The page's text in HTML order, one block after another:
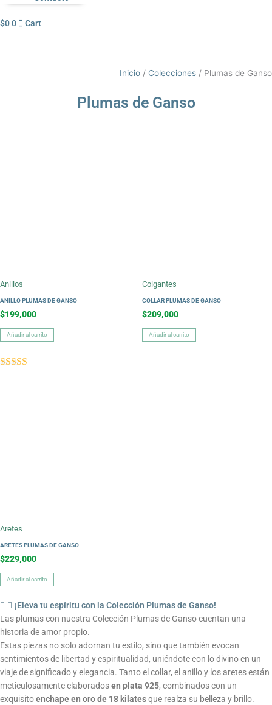
$00 Cart
Inicio / Colecciones / Plumas de Ganso
Plumas de Ganso
Anillos
ANILLO PLUMAS DE GANSO
$199,000
Añadir al carrito
Colgantes
COLLAR PLUMAS DE GANSO
$209,000
Añadir al carrito
Aretes
ARETES PLUMAS DE GANSO
$229,000
Añadir al carrito
¡Eleva tu espíritu con la Colección Plumas de Ganso!
Las plumas con nuestra Colección Plumas de Ganso cuentan una
historia de amor propio.
Estas piezas no solo adornan tu estilo, sino que también evocan
sentimientos de libertad y espiritualidad, uniéndote con lo divino en un
viaje de significado y elegancia. Tanto el collar, el anillo y los aretes están
meticulosamente elaboradosen plata 925, combinados con un
exquisitoenchape en oro de 18 kilatesque realza su belleza y brillo.